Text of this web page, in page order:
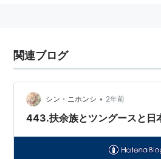
人々。
採集狩猟的な生活を行い、文化
よって知られている。
日本がかつて一部領有していた
記のとおりツングース系民族（
り、現在の日本にも少数民族と
関連ブログ
シン・ニホンシ • 2年前
443.扶余族とツングースと日